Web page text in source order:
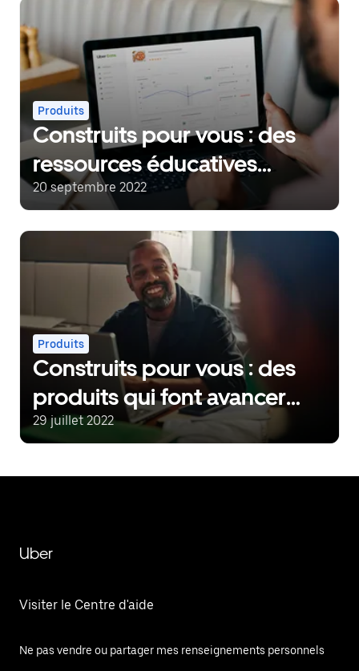
Produits
Construits pour vous : des
ressources éducatives
conçues pour votre
20 septembre 2022
Produits
Construits pour vous : des
produits qui font avancer
votre entreprise (partie 1)
29 juillet 2022
Uber
Visiter le Centre d'aide
Ne pas vendre ou partager mes renseignements personnels